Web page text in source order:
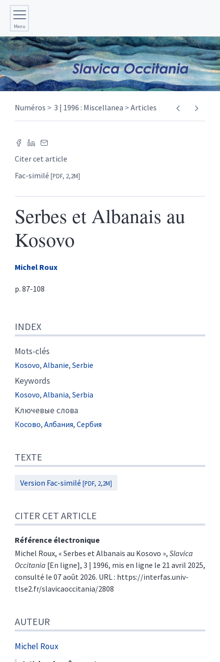
Menu
Numéros 3 | 1996 : Miscellanea Articles
Citer cet article
Fac-similé [PDF, 2,2M]
Serbes et Albanais au
Kosovo
Michel Roux
p. 87-108
Texte
Citer cet article
Auteur
INDEX
Mots-clés
Kosovo, Albanie, Serbie
Keywords
Kosovo, Albania, Serbia
Kлючевые слова
Косово, Албания, Сербия
TEXTE
Version Fac-similé [PDF, 2,2M]
CITER CET ARTICLE
Référence électronique
Michel Roux, « Serbes et Albanais au Kosovo », Slavica
Occitania [En ligne], 3 | 1996, mis en ligne le 21 avril 2025,
consulté le 07 août 2026. URL : https://interfas.univ-
tlse2.fr/slavicaoccitania/2808
AUTEUR
Michel Roux